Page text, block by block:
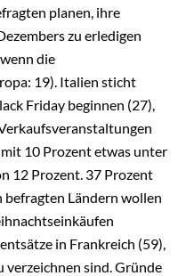
planen, ihre
zu erledigen
die
19). Italien sticht
Friday beginnen (27),
10 Prozent etwas unter
12 Prozent. 37 Prozent
befragten Ländern wollen
in Frankreich (59),
verzeichnen sind. Gründe